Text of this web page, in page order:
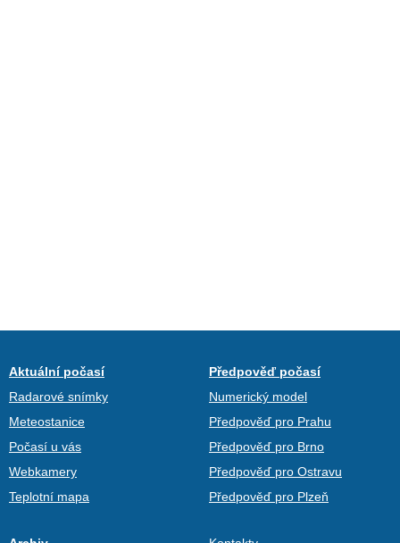
Aktuální počasí
Radarové snímky
Meteostanice
Počasí u vás
Webkamery
Teplotní mapa
Předpověď počasí
Numerický model
Předpověď pro Prahu
Předpověď pro Brno
Předpověď pro Ostravu
Předpověď pro Plzeň